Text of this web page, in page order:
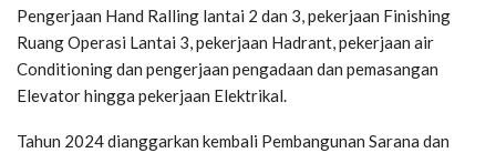
Pengerjaan Hand Ralling lantai 2 dan 3, pekerjaan Finishing
Ruang Operasi Lantai 3, pekerjaan Hadrant, pekerjaan air
Conditioning dan pengerjaan pengadaan dan pemasangan
Elevator hingga pekerjaan Elektrikal.
Tahun 2024 dianggarkan kembali Pembangunan Sarana dan